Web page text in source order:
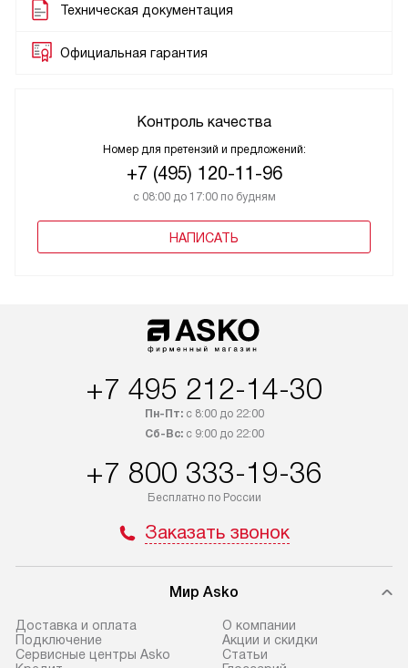
Техническая документация
Официальная гарантия
Контроль качества
Номер для претензий и предложений:
+7 (495) 120-11-96
с 08:00 до 17:00 по будням
НАПИСАТЬ
+7 495 212-14-30
Пн-Пт:с 8:00 до 22:00
Сб-Вс:с 9:00 до 22:00
+7 800 333-19-36
Бесплатно по России
Заказать звонок
Мир Asko
Доставка и оплата
Подключение
Сервисные центры Asko
О компании
Акции и скидки
Статьи